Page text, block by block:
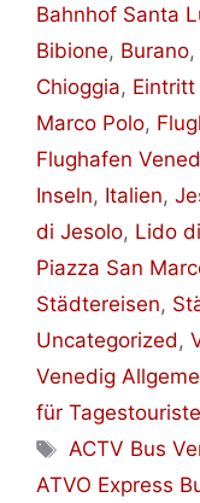
Bahnhof Santa
Bibione, Burano,
Chioggia, Eintritt
Marco Polo,
Flughafen
Inseln, Italien,
di Jesolo, Lido
Piazza San
Städtereisen,
Uncategorized,
Venedig
für
Schlagwörter
ACTV Bus
ATVO Express